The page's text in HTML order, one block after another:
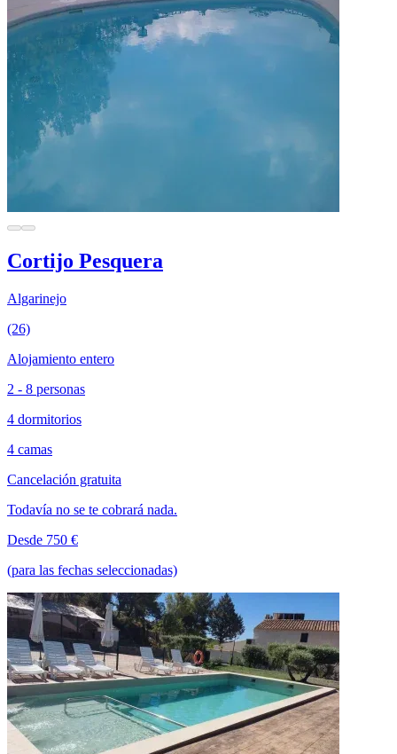
Cortijo Pesquera
Algarinejo
(26)
Alojamiento entero
2 - 8 personas
4 dormitorios
4 camas
Cancelación gratuita
Todavía no se te cobrará nada.
Desde 750 €
(para las fechas seleccionadas)